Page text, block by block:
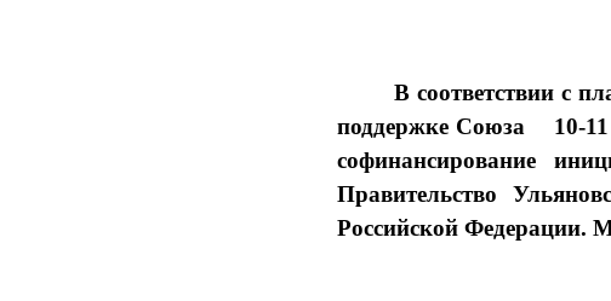
В соответствии с
поддержке Союза 10-11
софинансирование
Правительство
Российской Федерации.